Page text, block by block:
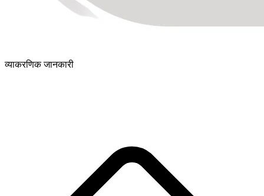
व्याकरणिक जानकारी